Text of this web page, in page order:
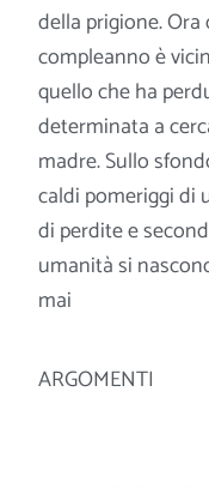
della prigione.
compleanno è
quello che ha
determinata a
madre. Sullo
caldi pomeriggi di
di perdite e
umanità si
mai
ARGOMENTI